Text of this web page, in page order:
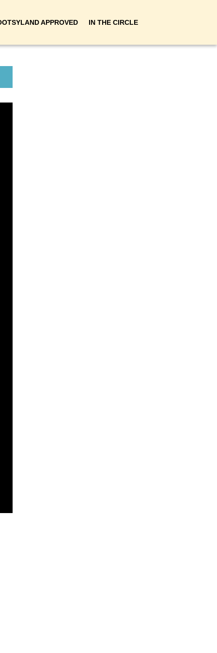
APPROVED IN THE CIRCLE